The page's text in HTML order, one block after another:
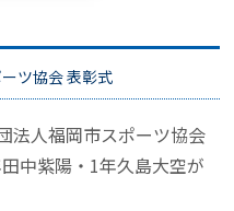
ツ協会 表彰式
法人福岡市スポーツ協会
中紫陽・1年久島大空が